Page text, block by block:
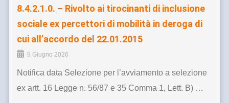
8.4.2.1.0. – Rivolto ai tirocinanti di inclusione
sociale ex percettori di mobilità in deroga di
cui all’accordo del 22.01.2015
9 Giugno 2026
Notifica data Selezione per l’avviamento a selezione
ex artt. 16 Legge n. 56/87 e 35 Comma 1, Lett. B) …